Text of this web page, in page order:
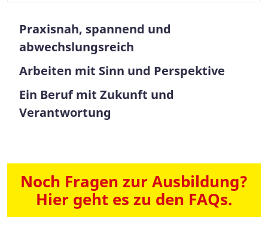
Praxisnah, spannend und
abwechslungsreich
Arbeiten mit Sinn und Perspektive
Ein Beruf mit Zukunft und
Verantwortung
Noch Fragen zur Ausbildung?
Hier geht es zu den FAQs.